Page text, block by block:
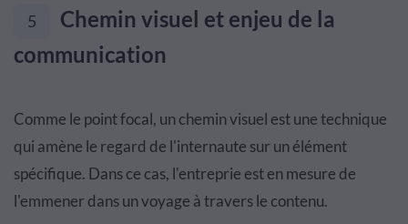
5
Chemin visuel et enjeu de la
communication
Comme le point focal, un chemin visuel est une technique
qui amène le regard de l'internaute sur un élément
spécifique. Dans ce cas, l'entreprie est en mesure de
l'emmener dans un voyage à travers le contenu.